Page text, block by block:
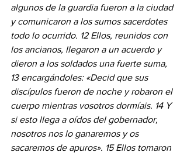
algunos de la guardia fueron a la ciudad
y comunicaron a los sumos sacerdotes
todo lo ocurrido. 12 Ellos, reunidos con
los ancianos, llegaron a un acuerdo y
dieron a los soldados una fuerte suma,
13 encargándoles: «Decid que sus
discípulos fueron de noche y robaron el
cuerpo mientras vosotros dormíais. 14 Y
si esto llega a oídos del gobernador,
nosotros nos lo ganaremos y os
sacaremos de apuros». 15 Ellos tomaron